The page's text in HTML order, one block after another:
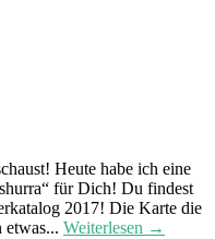
Heute habe ich eine
für Dich! Du findest
2017! Die Karte die
etwas... Weiterlesen →